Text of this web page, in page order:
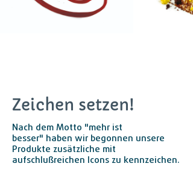
Zeichen setzen!
Nach dem Motto "mehr ist
besser" haben wir begonnen unsere
Produkte zusätzliche mit
aufschlußreichen Icons zu kennzeichen.